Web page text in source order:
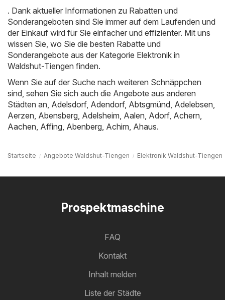
. Dank aktueller Informationen zu Rabatten und
Sonderangeboten sind Sie immer auf dem Laufenden und
der Einkauf wird für Sie einfacher und effizienter. Mit uns
wissen Sie, wo Sie die besten Rabatte und
Sonderangebote aus der Kategorie Elektronik in
Waldshut-Tiengen finden.
Wenn Sie auf der Suche nach weiteren Schnäppchen
sind, sehen Sie sich auch die Angebote aus anderen
Städten an, Adelsdorf, Adendorf, Abtsgmünd Adelebsen
Aerzen Abensberg Adelsheim Aalen Adorf, Achern
Aachen Affing Abenberg Achim Ahaus.
Startseite Angebote Waldshut-Tiengen Elektronik Waldshut-Tiengen
Prospektmaschine
FAQ
Kontakt
Inhalt melden
Liste der Städte